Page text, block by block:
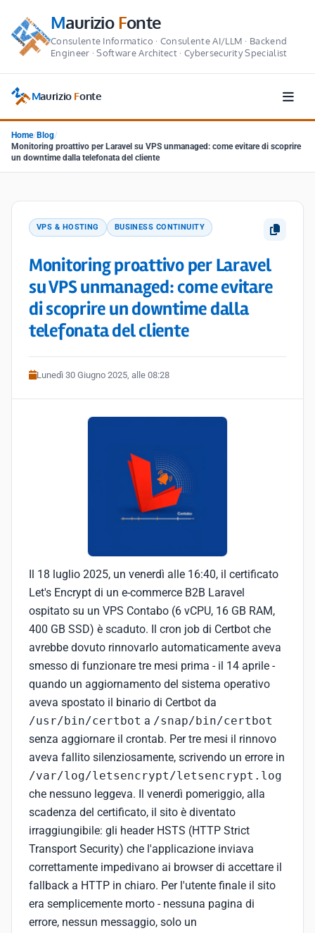
MaurizioFonte
Consulente Informatico · Consulente AI/LLM · Backend
Engineer · Software Architect · Cybersecurity Specialist
Maurizio Fonte
Home/ Blog/
Monitoring proattivo per Laravel su VPS unmanaged: come evitare di scoprire
un downtime dalla telefonata del cliente
VPS & HOSTING BUSINESS CONTINUITY
Monitoring proattivo per Laravel
su VPS unmanaged: come evitare
di scoprire un downtime dalla
telefonata del cliente
Lunedì 30 Giugno 2025, alle 08:28
Il 18 luglio 2025, un venerdì alle 16:40, il certificato
Let's Encrypt di un e-commerce B2B Laravel
ospitato su un VPS Contabo (6 vCPU, 16 GB RAM,
400 GB SSD) è scaduto. Il cron job di Certbot che
avrebbe dovuto rinnovarlo automaticamente aveva
smesso di funzionare tre mesi prima - il 14 aprile -
quando un aggiornamento del sistema operativo
aveva spostato il binario di Certbot da
/usr/bin/certbot a /snap/bin/certbot
senza aggiornare il crontab. Per tre mesi il rinnovo
aveva fallito silenziosamente, scrivendo un errore in
/var/log/letsencrypt/letsencrypt.log
che nessuno leggeva. Il venerdì pomeriggio, alla
scadenza del certificato, il sito è diventato
irraggiungibile: gli header HSTS (HTTP Strict
Transport Security) che l'applicazione inviava
correttamente impedivano ai browser di accettare il
fallback a HTTP in chiaro. Per l'utente finale il sito
era semplicemente morto - nessuna pagina di
errore, nessun messaggio, solo un